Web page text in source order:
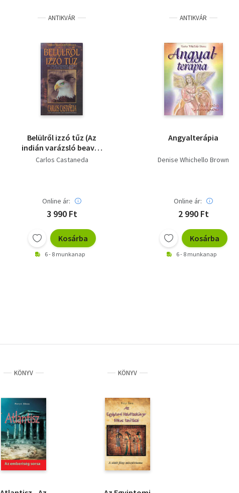
ANTIKVÁR
Belülről izzó tűz (Az
indián varázsló beavat
a látás rejtelmeibe)
Carlos Castaneda
Online ár:
3 990 Ft
Kosárba
6 - 8 munkanap
ANTIKVÁR
Angyalterápia
Denise Whichello Brown
Online ár:
2 990 Ft
Kosárba
6 - 8 munkanap
KÖNYV KÖNYV